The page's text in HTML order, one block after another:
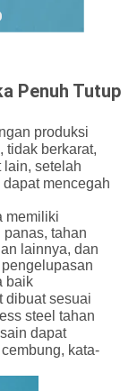
Penuh Tutup
produksi
tidak berkarat,
lain, setelah
mencegah
memiliki
tahan
lainnya, dan
baik
dibuat sesuai
steel tahan
dapat
kata-